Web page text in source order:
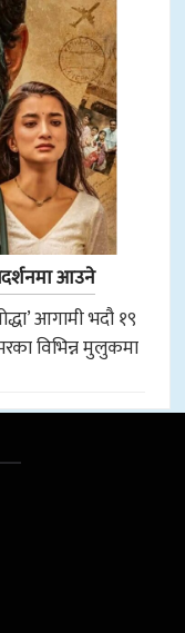
आउने
आगामी भदौ १९
विभिन्न मुलुकमा